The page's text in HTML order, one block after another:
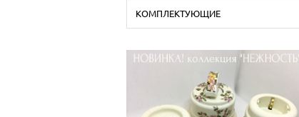
КОМПЛЕКТУЮЩИЕ